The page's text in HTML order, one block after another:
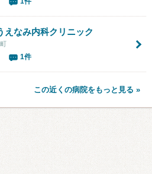
えなみ内科クリニック
1件
この近くの病院をもっと見る »